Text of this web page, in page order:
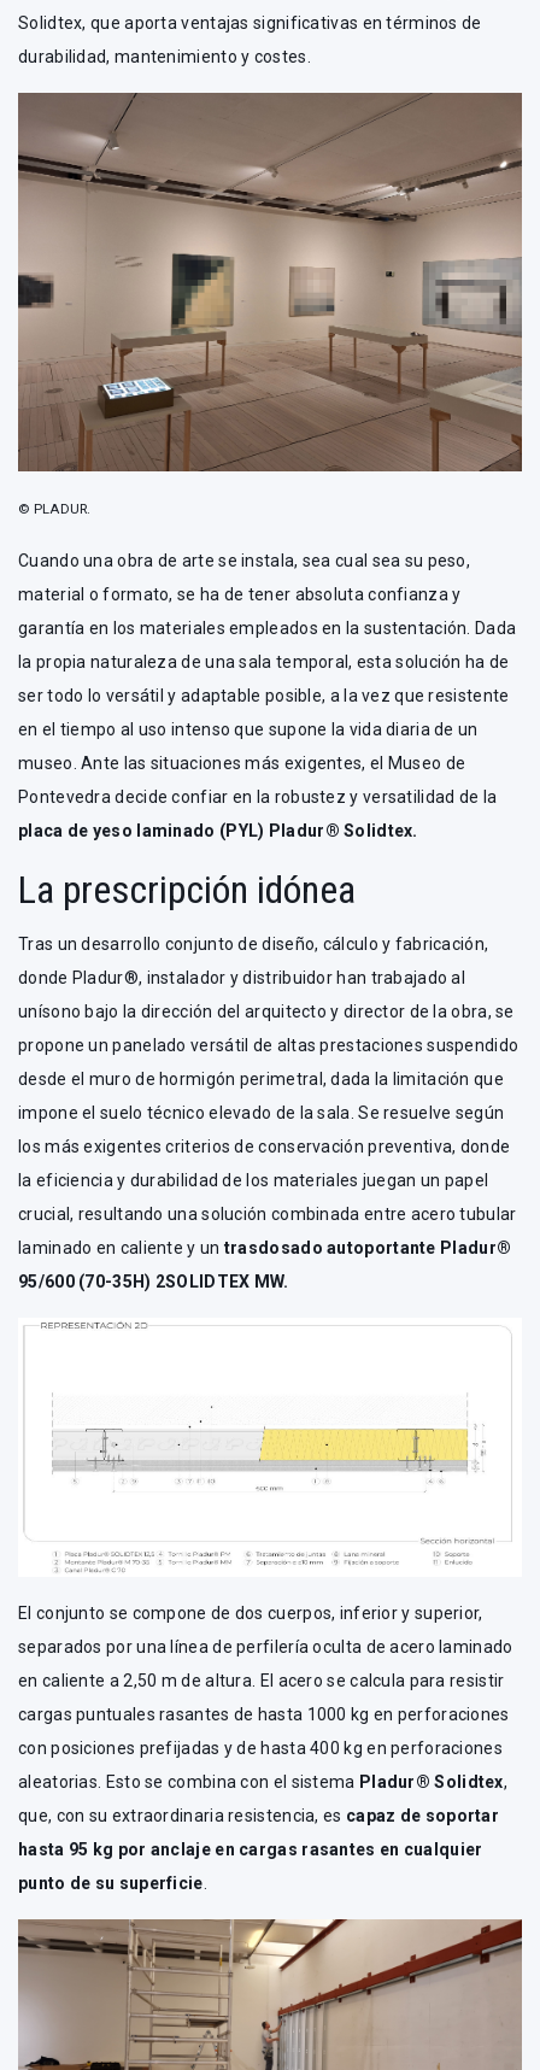
Solidtex, que aporta ventajas significativas en términos de
durabilidad, mantenimiento y costes.
© PLADUR.
Cuando una obra de arte se instala, sea cual sea su peso,
material o formato, se ha de tener absoluta confianza y
garantía en los materiales empleados en la sustentación. Dada
la propia naturaleza de una sala temporal, esta solución ha de
ser todo lo versátil y adaptable posible, a la vez que resistente
en el tiempo al uso intenso que supone la vida diaria de un
museo. Ante las situaciones más exigentes, el Museo de
Pontevedra decide confiar en la robustez y versatilidad de la
placa de yeso laminado (PYL) Pladur® Solidtex.
La prescripción idónea
Tras un desarrollo conjunto de diseño, cálculo y fabricación,
donde Pladur®, instalador y distribuidor han trabajado al
unísono bajo la dirección del arquitecto y director de la obra, se
propone un panelado versátil de altas prestaciones suspendido
desde el muro de hormigón perimetral, dada la limitación que
impone el suelo técnico elevado de la sala. Se resuelve según
los más exigentes criterios de conservación preventiva, donde
la eficiencia y durabilidad de los materiales juegan un papel
crucial, resultando una solución combinada entre acero tubular
laminado en caliente y un trasdosado autoportante Pladur®
95/600 (70-35H) 2SOLIDTEX MW.
El conjunto se compone de dos cuerpos, inferior y superior,
separados por una línea de perfilería oculta de acero laminado
en caliente a 2,50 m de altura. El acero se calcula para resistir
cargas puntuales rasantes de hasta 1000 kg en perforaciones
con posiciones prefijadas y de hasta 400 kg en perforaciones
aleatorias. Esto se combina con el sistema Pladur® Solidtex,
que, con su extraordinaria resistencia, es capaz de soportar
hasta 95 kg por anclaje en cargas rasantes en cualquier
punto de su superficie.